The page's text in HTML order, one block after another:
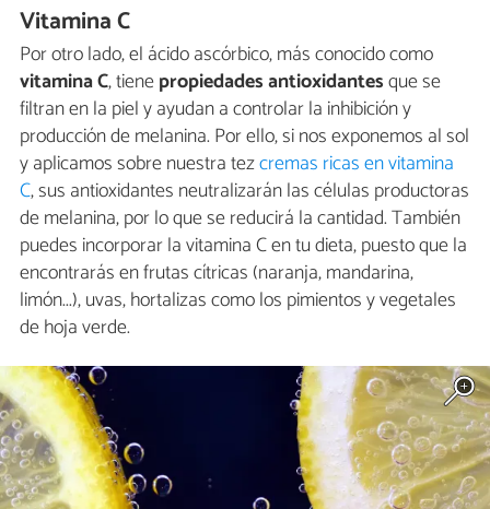
Vitamina C
Por otro lado, el ácido ascórbico, más conocido como
vitamina C, tienepropiedades antioxidantesque se
filtran en la piel y ayudan a controlar la inhibición y
producción de melanina. Por ello, si nos exponemos al sol
y aplicamos sobre nuestra tezcremas ricas en vitamina
C, sus antioxidantes neutralizarán las células productoras
de melanina, por lo que se reducirá la cantidad. También
puedes incorporar la vitamina C en tu dieta, puesto que la
encontrarás en frutas cítricas (naranja, mandarina,
limón...), uvas, hortalizas como los pimientos y vegetales
de hoja verde.